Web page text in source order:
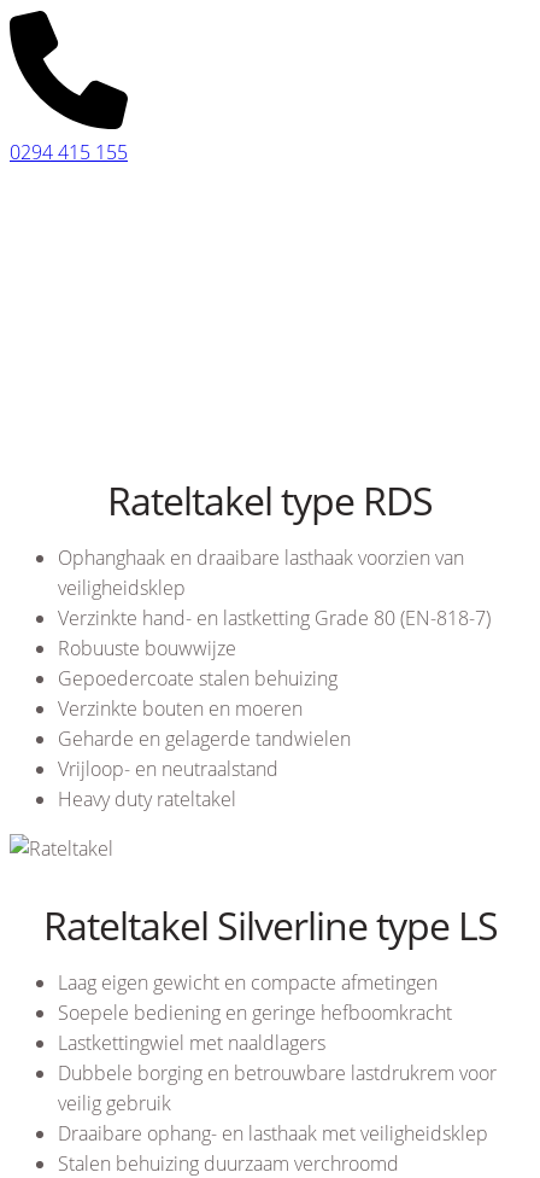
0294 415 155
Rateltakel type RDS
Ophanghaak en draaibare lasthaak voorzien van
veiligheidsklep
Verzinkte hand- en lastketting Grade 80 (EN-818-7)
Robuuste bouwwijze
Gepoedercoate stalen behuizing
Verzinkte bouten en moeren
Geharde en gelagerde tandwielen
Vrijloop- en neutraalstand
Heavy duty rateltakel
Rateltakel Silverline type LS
Laag eigen gewicht en compacte afmetingen
Soepele bediening en geringe hefboomkracht
Lastkettingwiel met naaldlagers
Dubbele borging en betrouwbare lastdrukrem voor
veilig gebruik
Draaibare ophang- en lasthaak met veiligheidsklep
Stalen behuizing duurzaam verchroomd